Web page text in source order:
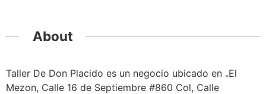
About
Taller De Don Placido es un negocio ubicado en El
Mezon, Calle 16 de Septiembre #860 Col, Calle